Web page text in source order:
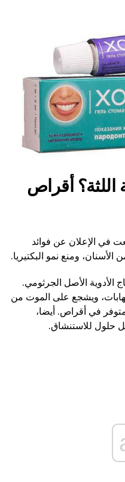
اللثة؟ أقراص
في الإعلان عن فوائد
الأسنان، ومنع نمو البكتيريا.
الأدوية الأصل الجرثومي.
ويشجع على الموت من
متوفر في أقراص. أيضا،
حلول للاستنشاق.